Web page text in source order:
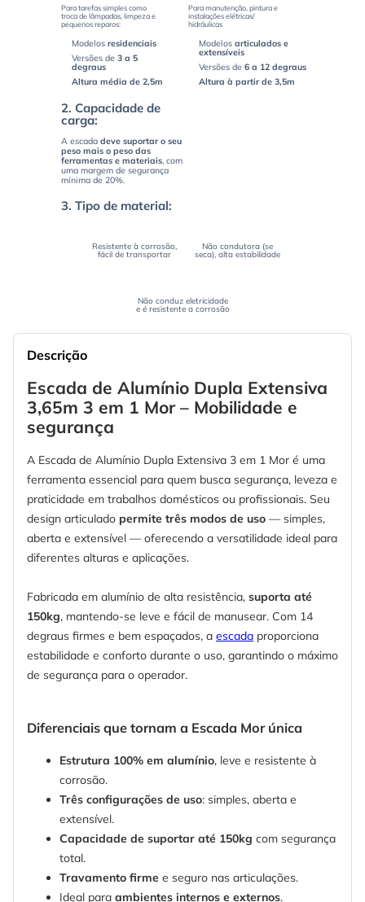
Para tarefas simples como
troca de lâmpadas, limpeza e
pequenos reparos:
Modelos residenciais
Versões de 3 a 5
degraus
Altura média de 2,5m
Para manutenção, pintura e
instalações elétricas/
hidráulicas
Modelos articulados e
extensíveis
Versões de 6 a 12 degraus
Altura à partir de 3,5m
2. Capacidade de
carga:
A escada deve suportar o seu
peso mais o peso das
ferramentas e materiais, com
uma margem de segurança
mínima de 20%.
3. Tipo de material:
Resistente à corrosão,
fácil de transportar
Não condutora (se
seca), alta estabilidade
Não conduz eletricidade
e é resistente a corrosão
Descrição
Escada de Alumínio Dupla Extensiva
3,65m 3 em 1 Mor – Mobilidade e
segurança
A Escada de Alumínio Dupla Extensiva 3 em 1 Mor é uma
ferramenta essencial para quem busca segurança, leveza e
praticidade em trabalhos domésticos ou profissionais. Seu
design articulado permite três modos de uso — simples,
aberta e extensível — oferecendo a versatilidade ideal para
diferentes alturas e aplicações.
Fabricada em alumínio de alta resistência, suporta até
150kg, mantendo-se leve e fácil de manusear. Com 14
degraus firmes e bem espaçados, a escada proporciona
estabilidade e conforto durante o uso, garantindo o máximo
de segurança para o operador.
Diferenciais que tornam a Escada Mor única
Estrutura 100% em alumínio, leve e resistente à
corrosão.
Três configurações de uso: simples, aberta e
extensível.
Capacidade de suportar até 150kg com segurança
total.
Travamento firme e seguro nas articulações.
Ideal para ambientes internos e externos.